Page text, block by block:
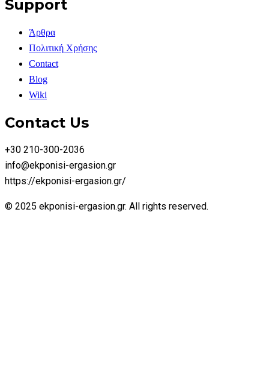
Support
Άρθρα
Πολιτική Χρήσης
Contact
Blog
Wiki
Contact Us
+30 210-300-2036
info@ekponisi-ergasion.gr
https://ekponisi-ergasion.gr/
© 2025 ekponisi-ergasion.gr. All rights reserved.